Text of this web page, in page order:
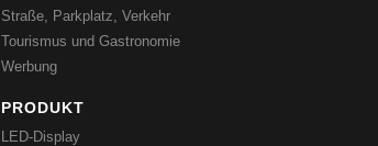
Straße, Parkplatz, Verkehr
Tourismus und Gastronomie
Werbung
PRODUKT
LED-Display